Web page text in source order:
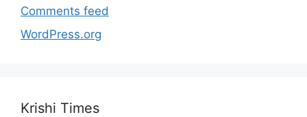
Comments feed
WordPress.org
Krishi Times